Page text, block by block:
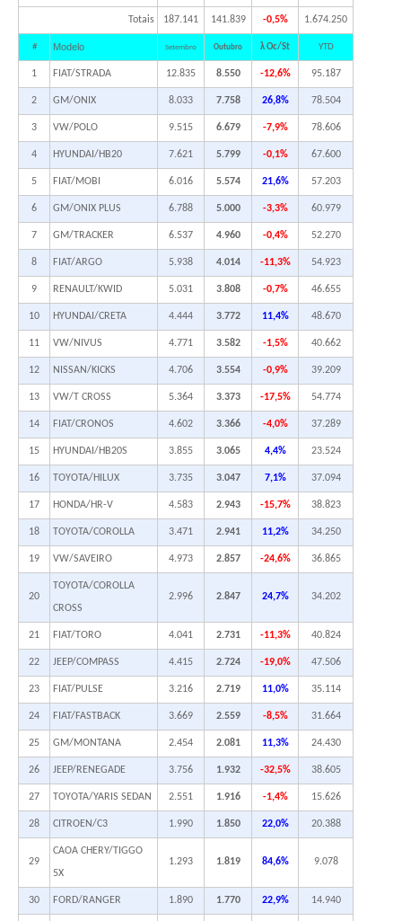
Totais 187.141 141.839 -0,5% 1.674.250
# Modelo Setembro Outubro λ Oc/St YTD
1 FIAT/STRADA 12.835 8.550 -12,6% 95.187
2 GM/ONIX 8.033 7.758 26,8% 78.504
3 VW/POLO 9.515 6.679 -7,9% 78.606
4 HYUNDAI/HB20 7.621 5.799 -0,1% 67.600
5 FIAT/MOBI 6.016 5.574 21,6% 57.203
6 GM/ONIX PLUS 6.788 5.000 -3,3% 60.979
7 GM/TRACKER 6.537 4.960 -0,4% 52.270
8 FIAT/ARGO 5.938 4.014 -11,3% 54.923
9 RENAULT/KWID 5.031 3.808 -0,7% 46.655
10 HYUNDAI/CRETA 4.444 3.772 11,4% 48.670
11 VW/NIVUS 4.771 3.582 -1,5% 40.662
12 NISSAN/KICKS 4.706 3.554 -0,9% 39.209
13 VW/T CROSS 5.364 3.373 -17,5% 54.774
14 FIAT/CRONOS 4.602 3.366 -4,0% 37.289
15 HYUNDAI/HB20S 3.855 3.065 4,4% 23.524
16 TOYOTA/HILUX 3.735 3.047 7,1% 37.094
17 HONDA/HR-V 4.583 2.943 -15,7% 38.823
18 TOYOTA/COROLLA 3.471 2.941 11,2% 34.250
19 VW/SAVEIRO 4.973 2.857 -24,6% 36.865
20
TOYOTA/COROLLA
CROSS
2.996 2.847 24,7% 34.202
21 FIAT/TORO 4.041 2.731 -11,3% 40.824
22 JEEP/COMPASS 4.415 2.724 -19,0% 47.506
23 FIAT/PULSE 3.216 2.719 11,0% 35.114
24 FIAT/FASTBACK 3.669 2.559 -8,5% 31.664
25 GM/MONTANA 2.454 2.081 11,3% 24.430
26 JEEP/RENEGADE 3.756 1.932 -32,5% 38.605
27 TOYOTA/YARIS SEDAN 2.551 1.916 -1,4% 15.626
28 CITROEN/C3 1.990 1.850 22,0% 20.388
29
CAOA CHERY/TIGGO
5X
1.293 1.819 84,6% 9.078
30 FORD/RANGER 1.890 1.770 22,9% 14.940